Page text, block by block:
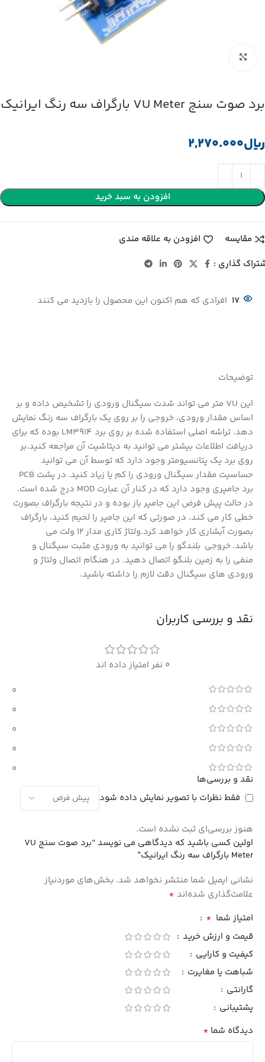
برد صوت سنج VU Meter بارگراف سه رنگ ایرانیک
﷼
افزودن به سبد خرید
مقایسه
افزودن به علاقه مندی
گذاری :
17 افرادی که هم اکنون این محصول را بازدید می کنند
توضیحات
این VU متر می تواند شدت سیگنال ورودی را تشخیص داده و بر
اساس مقدار ورودی، خروجی را بر روی یک بارگراف سه رنگ نمایش
دهد. تراشه اصلی استفاده شده بر روی برد LM3914 بوده که برای
دریافت اطلاعات بیشتر می توانید به دیتاشیت آن مراجعه کنید.بر
روی برد یک پتانسیومتر وجود دارد که توسط آن می توانید
حساسیت مقدار سیگنال ورودی را کم یا زیاد کنید. در پشت PCB
برد جامپری وجود دارد که در کنار آن عبارت MOD درج شده است.
در حالت پیش فرض این جامپر باز بوده و در نتیجه بارگراف بصورت
خطی کار می کند، در صورتی که این جامپر را لحیم کنید، بارگراف
بصورت آبشاری کار خواهد کرد.ولتاژ کاری مدار 12 ولت می
باشد. خروجی بلندگو را می توانید به ورودی مثبت سیگنال و
منفی را به زمین بلنگو اتصال دهید. در هنگام اتصال ولتاژ و
ورودی های سیگنال دقت لازم را داشته باشید.
نقد و بررسی کاربران
0 نفر امتیاز داده اند
0
0
0
0
0
نقد و بررسی‌ها
فقط نظرات با تصویر نمایش داده شود
هنوز بررسی‌ای ثبت نشده است.
اولین کسی باشید که دیدگاهی می نویسد “برد صوت سنج VU
Meter بارگراف سه رنگ ایرانیک”
نشانی ایمیل شما منتشر نخواهد شد. بخش‌های موردنیاز
علامت‌گذاری شده‌اند *
امتیاز شما *
قیمت و ارزش خرید
کیفیت و کارایی
شباهت یا مغایرت
گارانتی
پشتیبانی
دیدگاه شما *